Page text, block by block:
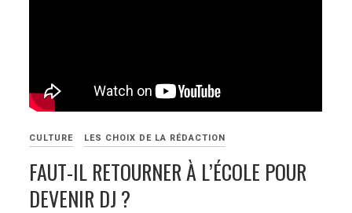
CULTURE LES CHOIX DE LA RÉDACTION
FAUT-IL RETOURNER À L’ÉCOLE POUR
DEVENIR DJ ?